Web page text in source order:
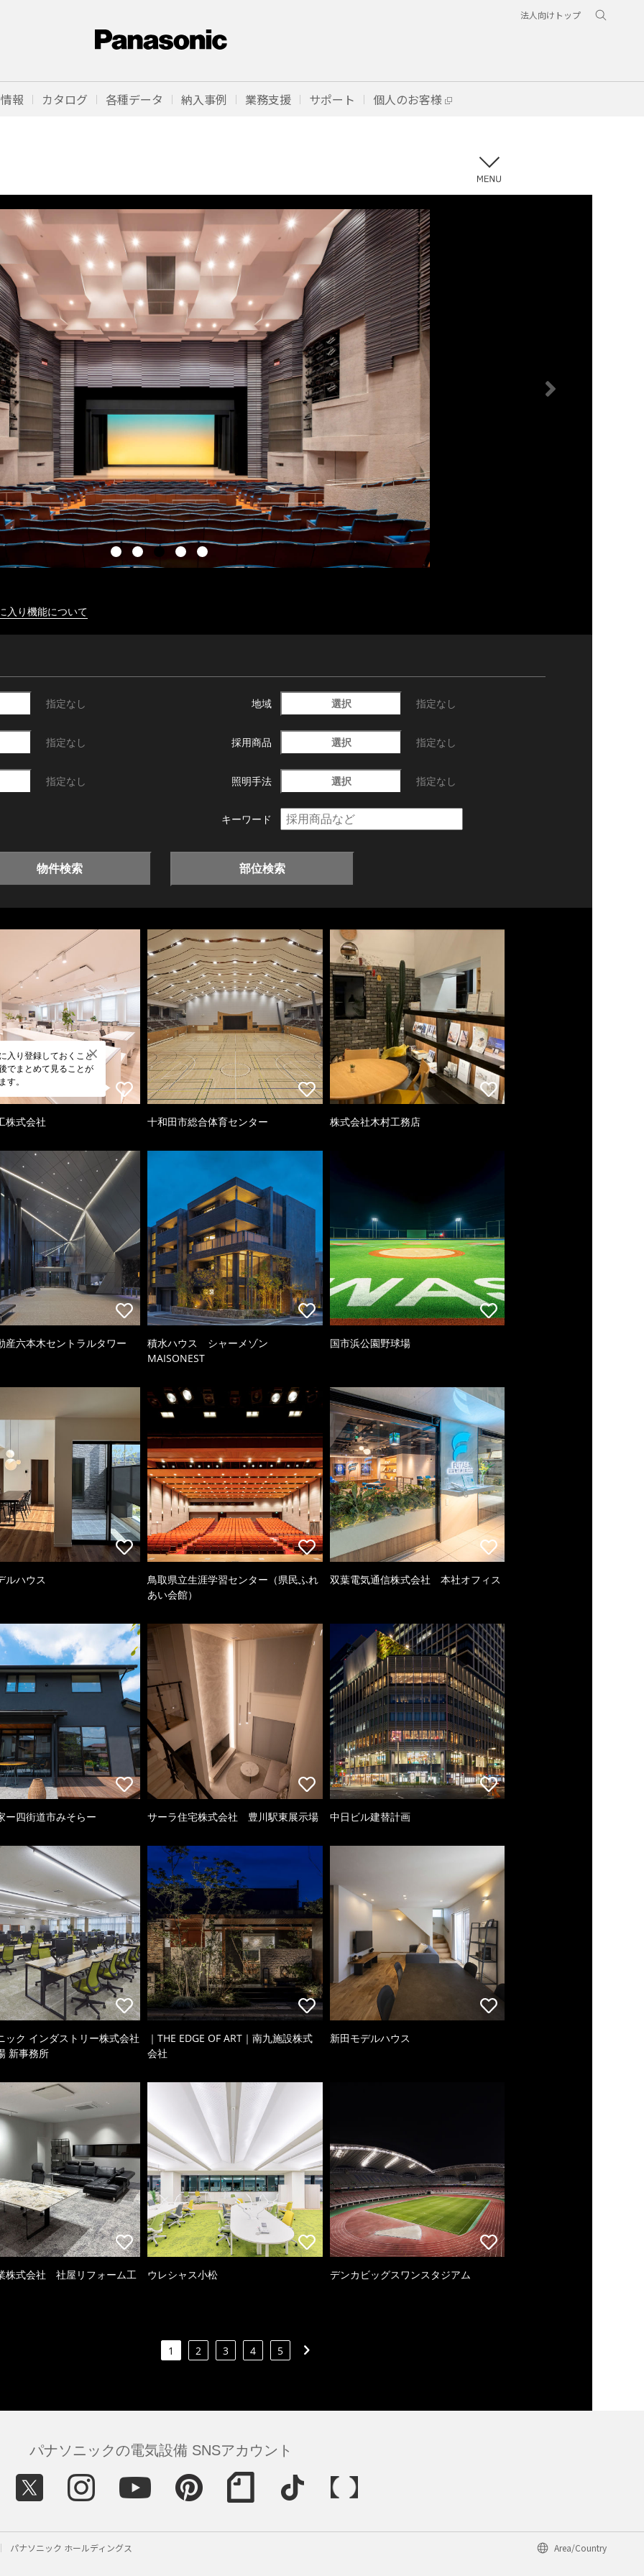
法人向けトップ
報 カタログ 各種データ 納入事例 業務支援 サポート 個人のお客様
入り機能について
指定なし 地域 選択 指定なし
指定なし 採用商品 選択 指定なし
指定なし 照明手法 選択 指定なし
キーワード
物件検索 部位検索
入り登録しておくこと
でまとめて見ることが
す。
株式会社 十和田市総合体育センター 株式会社木村工務店
産六本木セントラルタワー
積水ハウス シャーメゾン
MAISONEST
国市浜公園野球場
ルハウス
鳥取県立生涯学習センター（県民ふれ
あい会館）
双葉電気通信株式会社 本社オフィス
ー四街道市みそらー サーラ住宅株式会社 豊川駅東展示場 中日ビル建替計画
ック インダストリー株式会社
新事務所
｜THE EDGE OF ART｜南九施設株式
会社
新田モデルハウス
株式会社 社屋リフォーム工 ウレシャス小松 デンカビッグスワンスタジアム
1 2 3 4 5
パナソニックの電気設備 SNSアカウント
パナソニック ホールディングス Area/Country